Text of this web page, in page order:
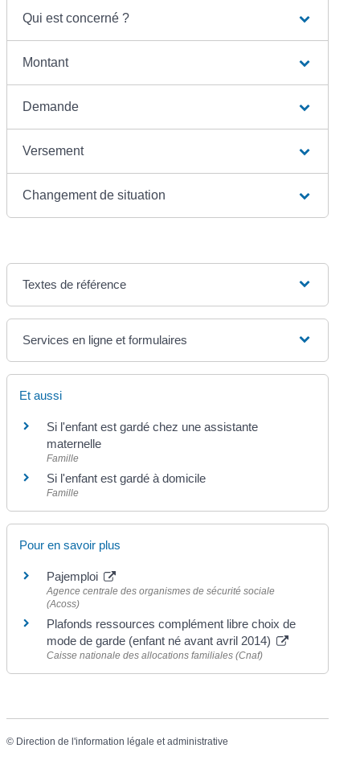
Qui est concerné ?
Montant
Demande
Versement
Changement de situation
Textes de référence
Services en ligne et formulaires
Et aussi
Si l'enfant est gardé chez une assistante
maternelle
Famille
Si l'enfant est gardé à domicile
Famille
Pour en savoir plus
Pajemploi
Agence centrale des organismes de sécurité sociale
(Acoss)
Plafonds ressources complément libre choix de
mode de garde (enfant né avant avril 2014)
Caisse nationale des allocations familiales (Cnaf)
© Direction de l'information légale et administrative